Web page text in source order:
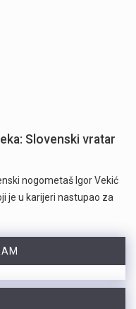
Slovenski vratar
nogometaš Igor Vekić
je u karijeri nastupao za